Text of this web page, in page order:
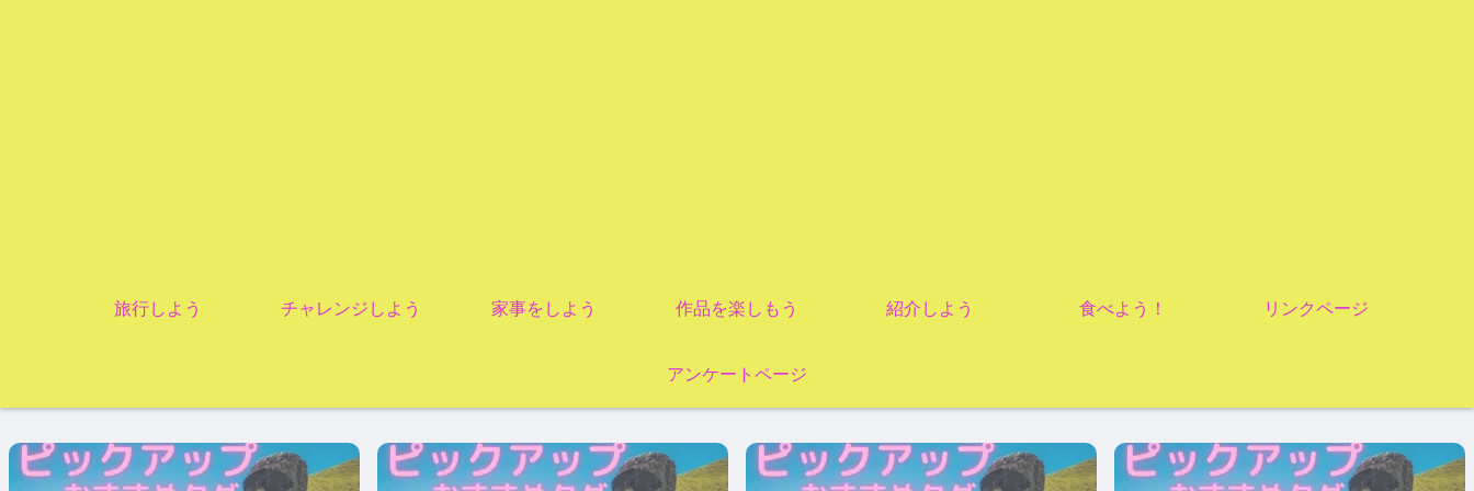
旅行しよう チャレンジしよう 家事をしよう 作品を楽しもう 紹介しよう 食べよう！ リンクページ
アンケートページ